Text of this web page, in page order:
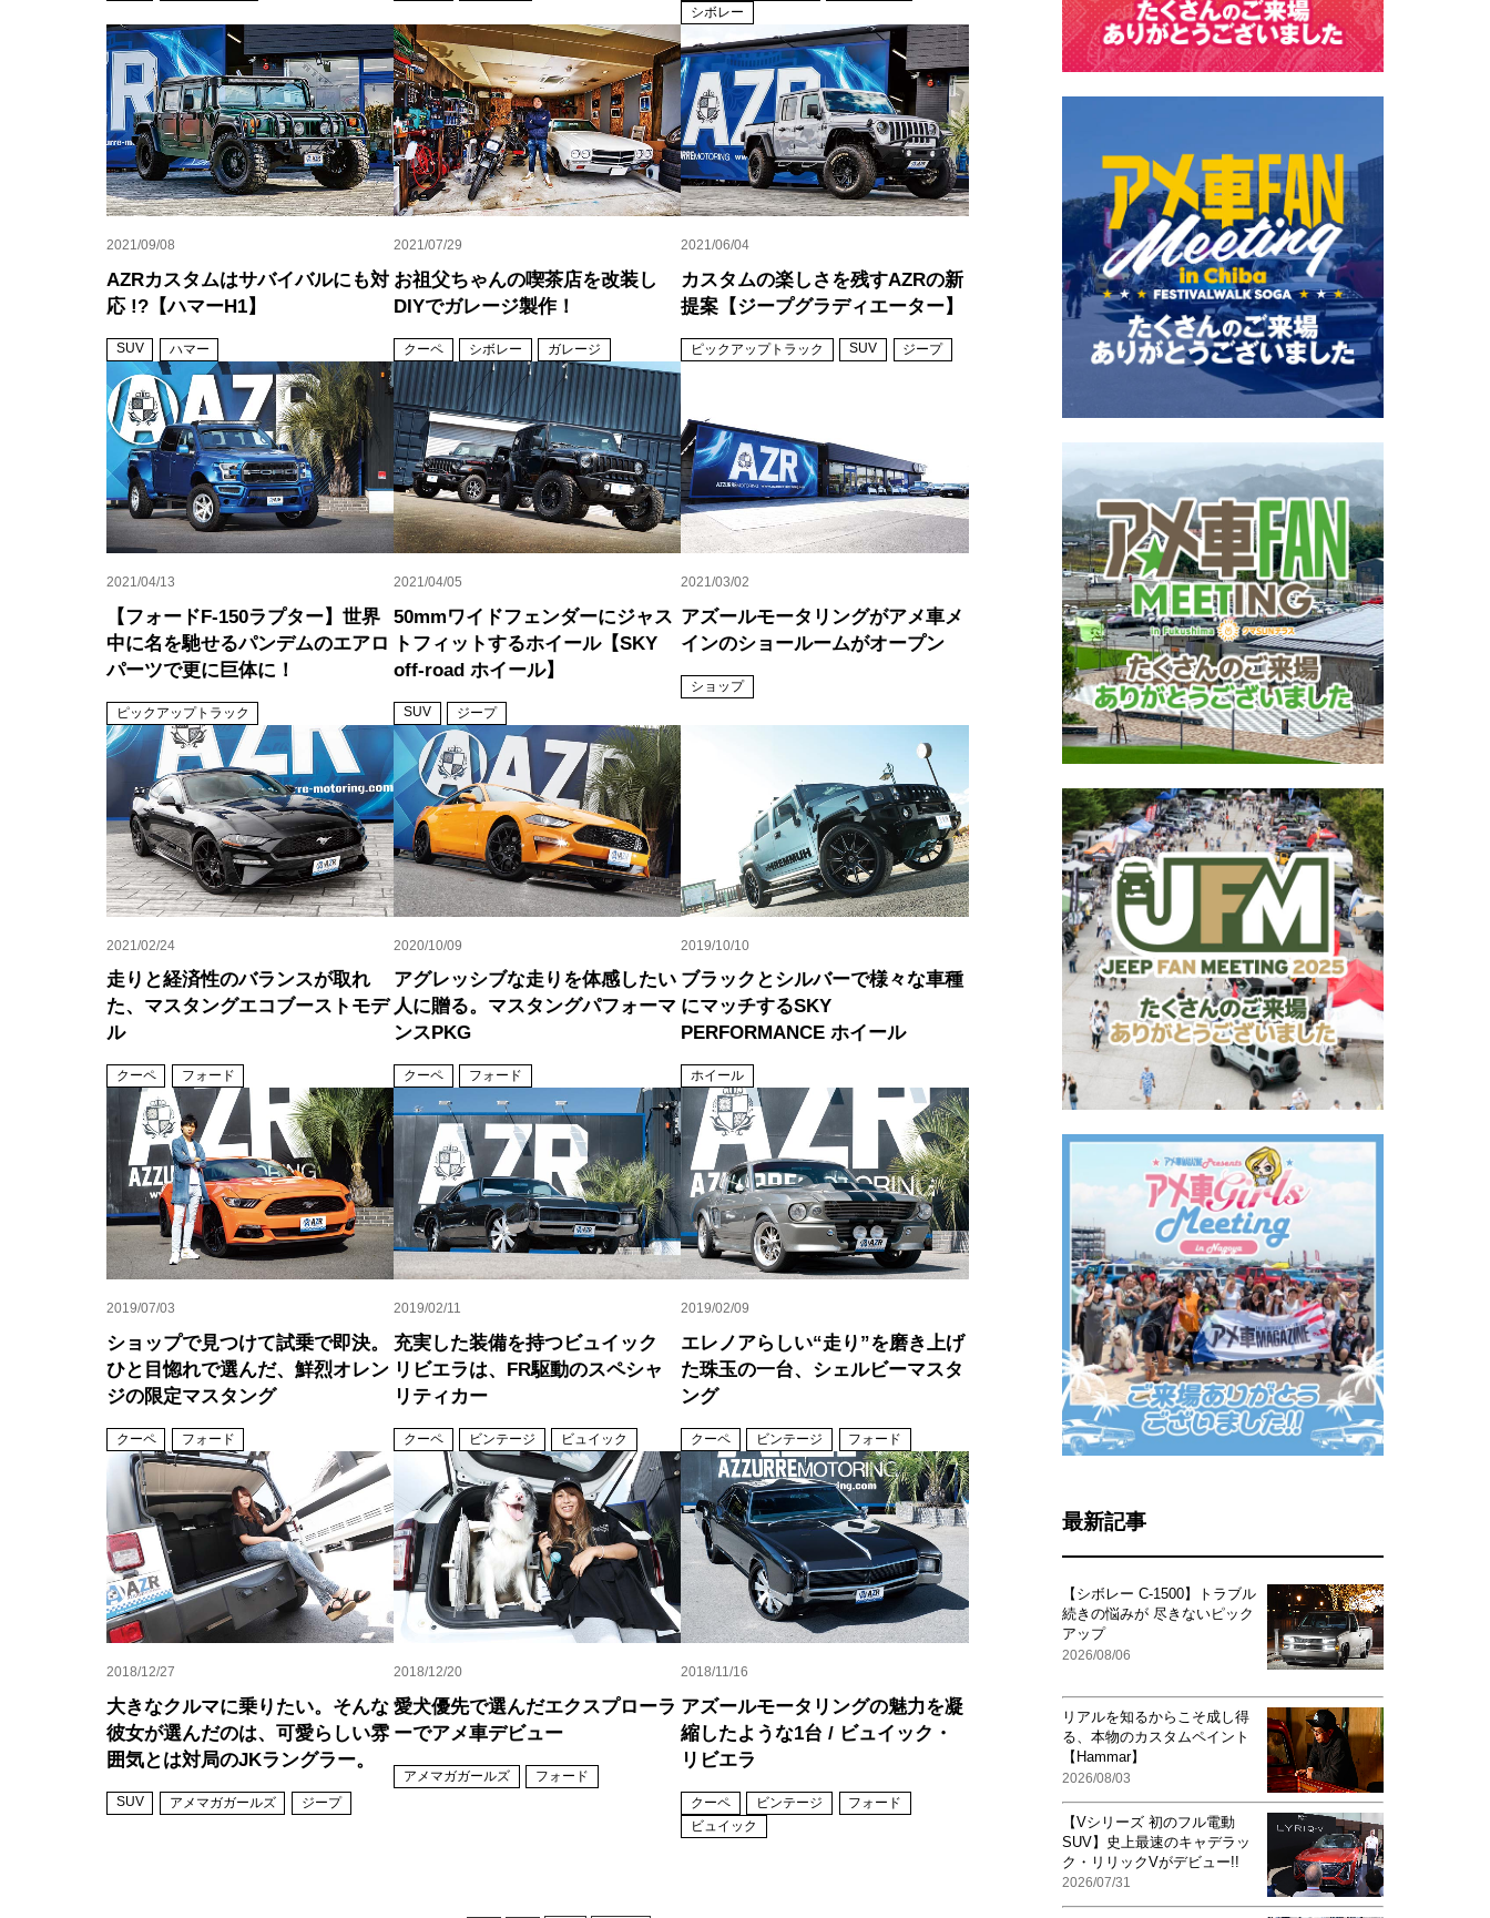
シボレー
2021/09/08
AZRカスタムはサバイバルにも対
応 !?【ハマーH1】
SUV ハマー
2021/07/29
お祖父ちゃんの喫茶店を改装し
DIYでガレージ製作！
クーペ シボレー ガレージ
2021/06/04
カスタムの楽しさを残すAZRの新
提案【ジープグラディエーター】
ピックアップトラック SUV ジープ
2021/04/13
【フォードF-150ラプター】世界
中に名を馳せるパンデムのエアロ
パーツで更に巨体に！
ピックアップトラック
2021/04/05
50mmワイドフェンダーにジャス
トフィットするホイール【SKY
off-road ホイール】
SUV ジープ
2021/03/02
アズールモータリングがアメ車メ
インのショールームがオープン
ショップ
2021/02/24
走りと経済性のバランスが取れ
た、マスタングエコブーストモデ
ル
クーペ フォード
2020/10/09
アグレッシブな走りを体感したい
人に贈る。マスタングパフォーマ
ンスPKG
クーペ フォード
2019/10/10
ブラックとシルバーで様々な車種
にマッチするSKY
PERFORMANCE ホイール
ホイール
2019/07/03
ショップで見つけて試乗で即決。
ひと目惚れで選んだ、鮮烈オレン
ジの限定マスタング
クーペ フォード
2019/02/11
充実した装備を持つビュイック
リビエラは、FR駆動のスペシャ
リティカー
クーペ ビンテージ ビュイック
2019/02/09
エレノアらしい“走り”を磨き上げ
た珠玉の一台、シェルビーマスタ
ング
クーペ ビンテージ フォード
2018/12/27
大きなクルマに乗りたい。そんな
彼女が選んだのは、可愛らしい雰
囲気とは対局のJKラングラー。
SUV アメマガガールズ ジープ
2018/12/20
愛犬優先で選んだエクスプローラ
ーでアメ車デビュー
アメマガガールズ フォード
2018/11/16
アズールモータリングの魅力を凝
縮したような1台 / ビュイック・
リビエラ
クーペ ビンテージ
フォード
ビュイック
最新記事
【シボレー C-1500】トラブル
続きの悩みが 尽きないピック
アップ
2026/08/06
リアルを知るからこそ成し得
る、本物のカスタムペイント
【Hammar】
2026/08/03
【Vシリーズ 初のフル電動
SUV】史上最速のキャデラッ
ク・リリックVがデビュー!!
2026/07/31